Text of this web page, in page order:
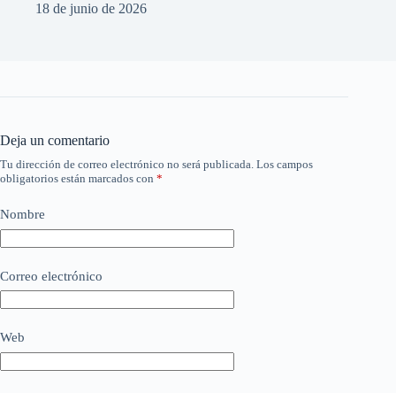
18 de junio de 2026
Deja un comentario
Tu dirección de correo electrónico no será publicada. Los campos
obligatorios están marcados con *
Nombre
Correo electrónico
Web